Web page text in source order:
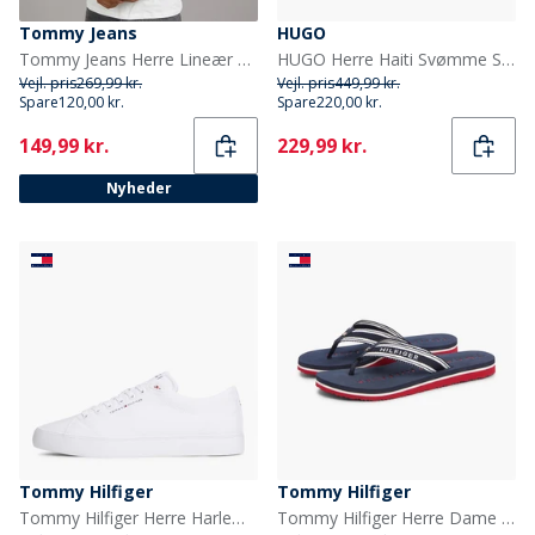
Tommy Jeans
Tommy Jeans Herre Lineær Logo T-shirt Ecru/Bahama Green
Vejl. pris269,99 kr.
Spare120,00 kr.
Current
149,99 kr.
Nyheder
HUGO
HUGO Herre Haiti Svømme Shorts Sort
Vejl. pris449,99 kr.
Spare220,00 kr.
Current
229,99 kr.
Tommy Hilfiger
Tommy Hilfiger Herre Harlem Core II Træningssko Hvid
Tommy Hilfiger
Tommy Hilfiger Herre Dame Webbing Flip Flops Rwb